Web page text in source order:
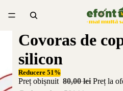
Covoras de
silicon
Reducere 51%
Preț obișnuit 80,00 lei Preț la